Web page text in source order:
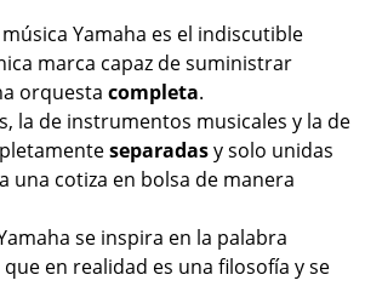
Yamaha es el indiscutible
marca capaz de suministrar
orquesta completa.
la de instrumentos musicales y la de
separadasy solo unidas
una cotiza en bolsa de manera
se inspira en la palabra
que en realidad es una filosofía y se